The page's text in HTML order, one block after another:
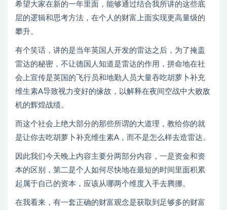
希望大家在新的一年里面，能够通过结合我所讲的这些底
层的逻辑和思考方法，在个人的财富上面实现更高量级的
攀升。
有个笑话，讲的是当年英国人开发的雷达之后，为了掩盖
雷达的秘密，不让德国人知道是雷达的作用，拼命地在社
会上宣传是英国的飞行员和地勤人员大量吞吃胡萝卜补充
维生素A导致视力变好的缘故，以解释在夜间空战中大败敌
机的辉煌战绩。
而这个社会上绝大部分的那些所谓的大道理，教给你的就
是让你去吃胡萝卜补充维生素A，而不是怎么样去造雷达。
因此我们今天晚上内容主要分两部分内容，一是资金和资
本的区别，第二是个人如何尽快地在最短的时间里面积累
起属于自己的资本，应该从哪两个维度入手去腾挪。
在我看来，有一套正确的财富观念是获取到足够多的财富